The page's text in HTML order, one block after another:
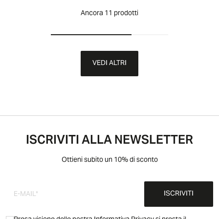
Ancora 11 prodotti
VEDI ALTRI
ISCRIVITI ALLA NEWSLETTER
Ottieni subito un 10% di sconto
ISCRIVITI